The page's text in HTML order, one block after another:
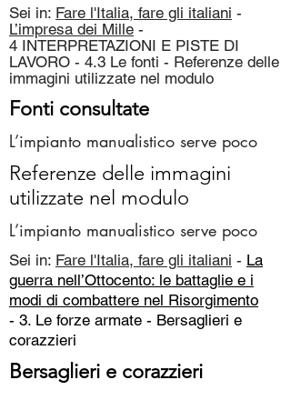
Sei in: Fare l'Italia, fare gli italiani -
L’impresa dei Mille -
4 INTERPRETAZIONI E PISTE DI
LAVORO - 4.3 Le fonti - Referenze delle
immagini utilizzate nel modulo
Fonti consultate
L’impianto manualistico serve poco
Referenze delle immagini
utilizzate nel modulo
L’impianto manualistico serve poco
Sei in: Fare l'Italia, fare gli italiani - La
guerra nell’Ottocento: le battaglie e i
modi di combattere nel Risorgimento
- 3. Le forze armate - Bersaglieri e
corazzieri
Bersaglieri e corazzieri